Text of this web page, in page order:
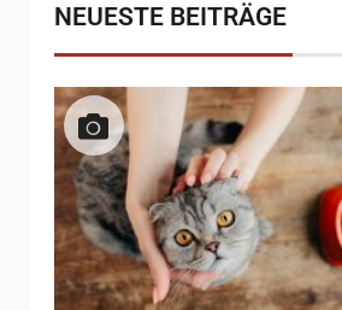
NEUESTE BEITRÄGE